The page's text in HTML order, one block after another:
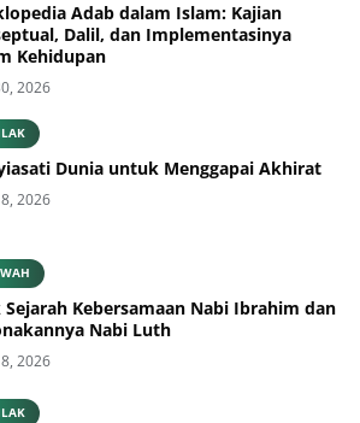
Adab dalam Islam: Kajian
Dalil, dan Implementasinya
Kehidupan
2026
Dunia untuk Menggapai Akhirat
2026
Sejarah Kebersamaan Nabi Ibrahim dan
Nabi Luth
2026